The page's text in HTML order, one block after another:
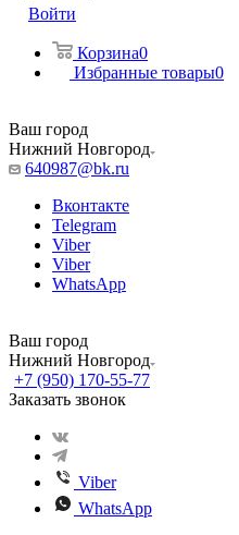
Войти
Корзина0
Избранные товары0
Ваш город
Нижний Новгород
640987@bk.ru
Вконтакте
Telegram
Viber
Viber
WhatsApp
Ваш город
Нижний Новгород
+7 (950) 170-55-77
Заказать звонок
Viber
WhatsApp